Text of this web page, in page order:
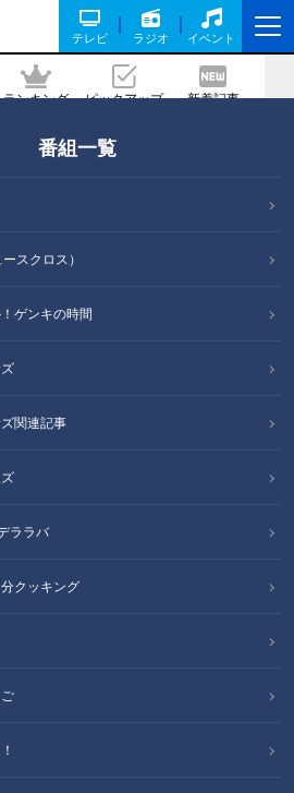
テレビ ラジオ イベント
ランキング ピックアップ 新着記事
番組一覧
スクロス）
ゲンキの時間
関連記事
ララバ
クッキング
CBCテレビ天気班が撮
東海地方の美しい景色を撮影した
トできます！5月は、南米ボリビア
絶景写真の撮影を愛知県で挑戦！水